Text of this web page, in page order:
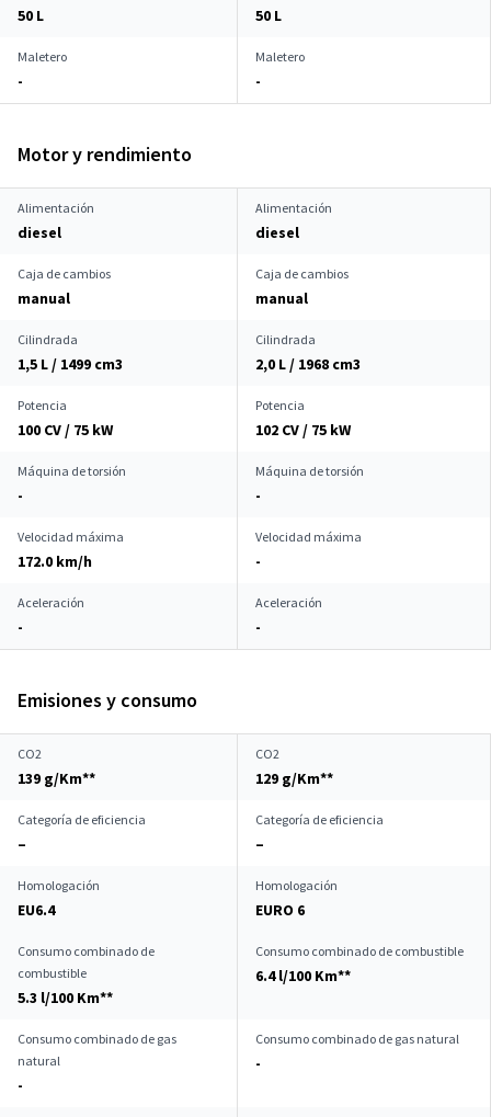
50 L 50 L
Maletero
-
Maletero
-
Motor y rendimiento
Alimentación
diesel
Alimentación
diesel
Caja de cambios
manual
Caja de cambios
manual
Cilindrada
1,5 L / 1499 cm3
Cilindrada
2,0 L / 1968 cm3
Potencia
100 CV / 75 kW
Potencia
102 CV / 75 kW
Máquina de torsión
-
Máquina de torsión
-
Velocidad máxima
172.0 km/h
Velocidad máxima
-
Aceleración
-
Aceleración
-
Emisiones y consumo
CO2
139 g/Km**
CO2
129 g/Km**
Categoría de eficiencia
–
Categoría de eficiencia
–
Homologación
EU6.4
Homologación
EURO 6
Consumo combinado de
combustible
5.3 l/100 Km**
Consumo combinado de combustible
6.4 l/100 Km**
Consumo combinado de gas
natural
-
Consumo combinado de gas natural
-